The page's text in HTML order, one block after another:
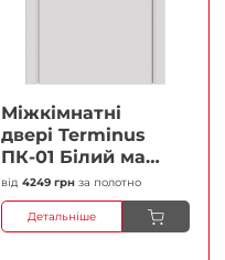
Міжкімнатні
двері Terminus
ПК-01 Білий мат
(Термінус) Глухі
Плівка
від 4249 грн за полотно
Детальніше